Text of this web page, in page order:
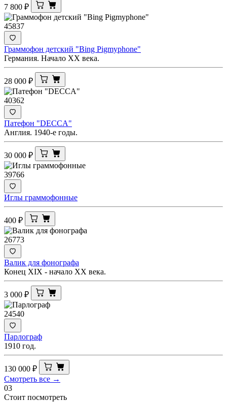
7 800 ₽
45837
Граммофон детский "Bing Pigmyphone"
Германия. Начало ХХ века.
28 000 ₽
40362
Патефон "DECCA"
Англия. 1940-е годы.
30 000 ₽
39766
Иглы граммофонные
400 ₽
26773
Валик для фонографа
Конец XIX - начало ХХ века.
3 000 ₽
24540
Парлограф
1910 год.
130 000 ₽
Смотреть все →
03
Стоит посмотреть